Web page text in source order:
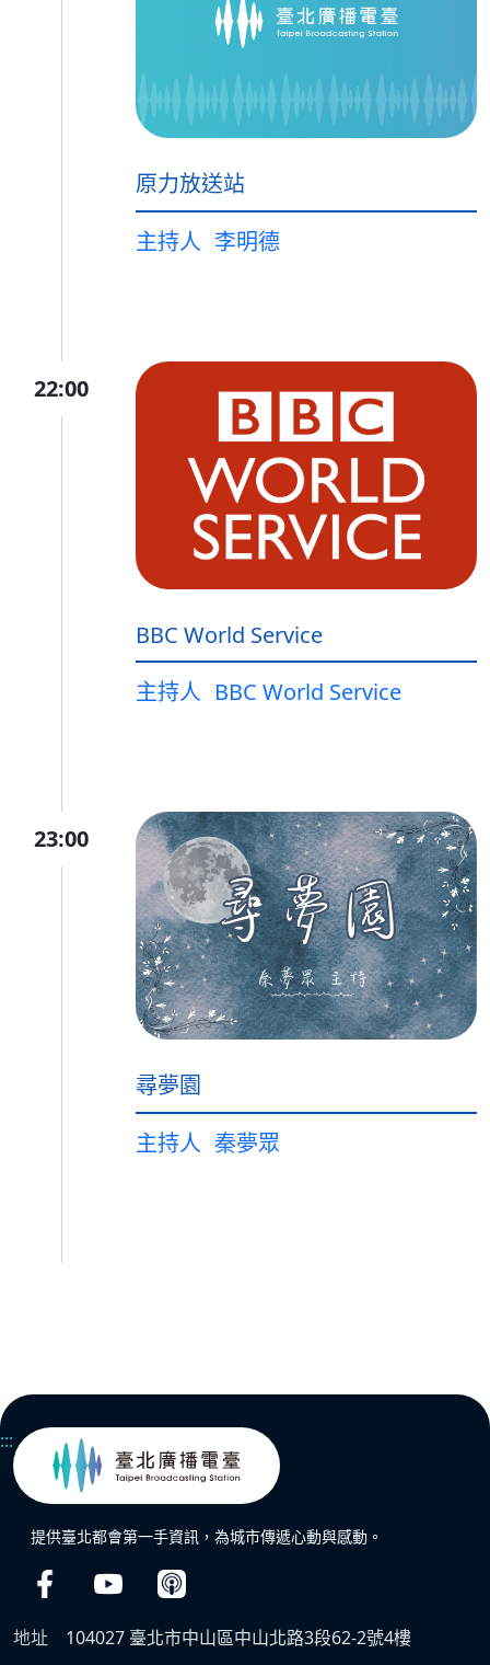
原力放送站
主持人 李明德
22:00
BBC World Service
主持人 BBC World Service
23:00
尋夢園
主持人 秦夢眾
:::
提供臺北都會第一手資訊，為城市傳遞心動與感動。
地址 104027 臺北市中山區中山北路3段62-2號4樓